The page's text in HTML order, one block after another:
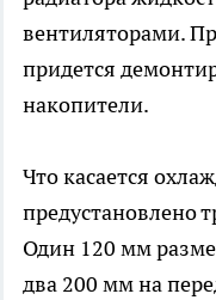
вентиляторами.
придется
накопители.
Что касается
предустановлено
Один 120 мм
два 200 мм на